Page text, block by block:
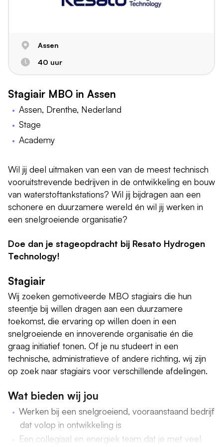
Assen
40 uur
Stagiair MBO in Assen
Assen, Drenthe, Nederland
Stage
Academy
Wil jij deel uitmaken van een van de meest technisch
vooruitstrevende bedrijven in de ontwikkeling en bouw
van waterstoftankstations? Wil jij bijdragen aan een
schonere en duurzamere wereld én wil jij werken in
een snelgroeiende organisatie?
Doe dan je stageopdracht bij Resato Hydrogen
Technology!
Stagiair
Wij zoeken gemotiveerde MBO stagiairs die hun
steentje bij willen dragen aan een duurzamere
toekomst, die ervaring op willen doen in een
snelgroeiende en innoverende organisatie én die
graag initiatief tonen. Of je nu studeert in een
technische, administratieve of andere richting, wij zijn
op zoek naar stagiairs voor verschillende afdelingen.
Wat bieden wij jou
Werken bij een snelgroeiend, vooraanstaand bedrijf
dat volop in ontwikkeling is
Een collegiaal en energiek team dat je met veel